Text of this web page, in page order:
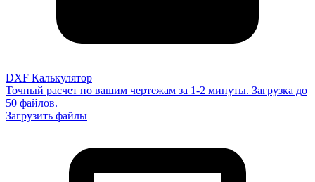
DXF Калькулятор
Точный расчет по вашим чертежам за 1-2 минуты. Загрузка до
50 файлов.
Загрузить файлы